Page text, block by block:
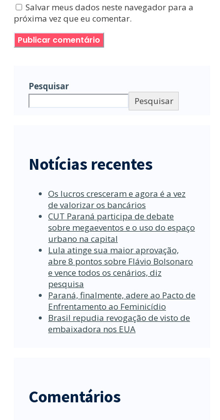
Salvar meus dados neste navegador para a
próxima vez que eu comentar.
Pesquisar
Pesquisar
Notícias recentes
Os lucros cresceram e agora é a vez
de valorizar os bancários
CUT Paraná participa de debate
sobre megaeventos e o uso do espaço
urbano na capital
Lula atinge sua maior aprovação,
abre 8 pontos sobre Flávio Bolsonaro
e vence todos os cenários, diz
pesquisa
Paraná, finalmente, adere ao Pacto de
Enfrentamento ao Feminicídio
Brasil repudia revogação de visto de
embaixadora nos EUA
Comentários